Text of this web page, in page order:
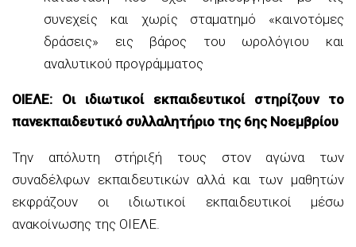
συνεχείς και χωρίς σταματημό «καινοτόμες
δράσεις» εις βάρος του ωρολόγιου και
αναλυτικού προγράμματος
ΟΙΕΛΕ: Οι ιδιωτικοί εκπαιδευτικοί στηρίζουν το
πανεκπαιδευτικό συλλαλητήριο της 6ης Νοεμβρίου
Την απόλυτη στήριξή τους στον αγώνα των
συναδέλφων εκπαιδευτικών αλλά και των μαθητών
εκφράζουν οι ιδιωτικοί εκπαιδευτικοί μέσω
ανακοίνωσης της ΟΙΕΛΕ.